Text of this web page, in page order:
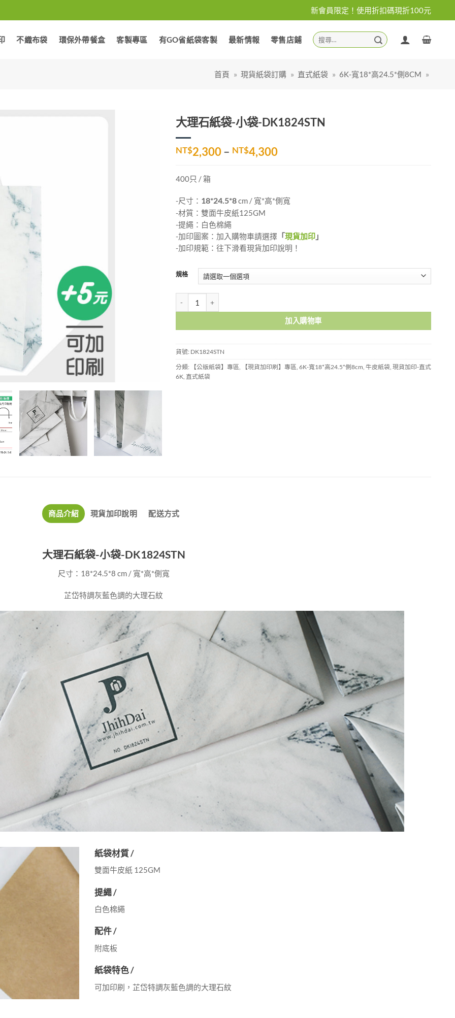
新會員限定！使用折扣碼現折100元
不織布袋 環保外帶餐盒 客製專區 有GO省紙袋客製 最新情報 零售店鋪
搜
尋
字:
首頁 » 現貨紙袋訂購 » 直式紙袋 » 6K-寬18*高24.5*側8CM »
大理石紙袋-小袋-DK1824STN
NT$2,300– NT$4,300價
NT$2,300
到
400只 / 箱
-尺寸： 18*24.5*8cm / 寬*高*側寬
-材質：雙面牛皮紙125GM
-提繩：白色棉繩
-加印圖案：加入購物車請選擇 「現貨加印」
-加印規範：往下滑看現貨加印說明！
規格
加入購物車
貨號: DK1824STN
分類:
【公版紙袋】專區, 【現貨加印刷】專區, 6K-寬18*高24.5*側8cm, 牛皮紙袋, 現貨加印-直式
6K, 直式紙袋
商品介紹 現貨加印說明 配送方式
大理石紙袋-小袋-DK1824STN
尺寸：18*24.5*8 cm / 寬*高*側寬
芷岱特調灰藍色調的大理石紋
紙袋材質 /
雙面牛皮紙 125GM
提繩 /
白色棉繩
配件 /
附底板
紙袋特色 /
可加印刷，芷岱特調灰藍色調的大理石紋